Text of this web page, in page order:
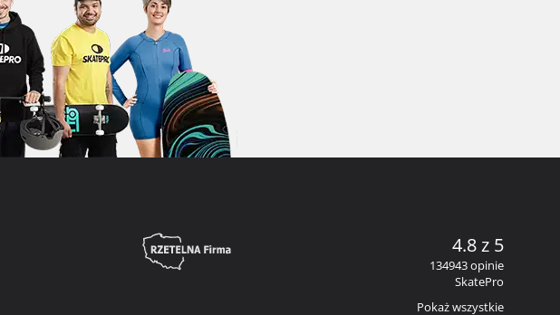
4.8 z 5
134943 opinie
SkatePro
Pokaż wszystkie